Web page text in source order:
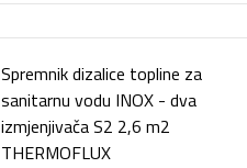
Spremnik dizalice topline za
sanitarnu vodu INOX - dva
izmjenjivača S2 2,6 m2
THERMOFLUX